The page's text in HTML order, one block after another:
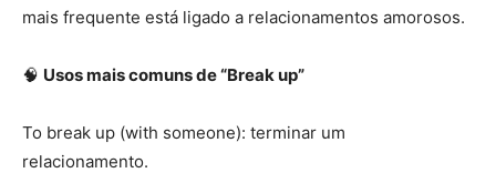
mais frequente está ligado a relacionamentos amorosos.
🧠 Usos mais comuns de “Break up”
To break up (with someone): terminar um
relacionamento.